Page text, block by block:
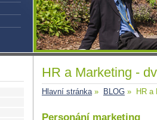
HR a Marketing -
Hlavní stránka» BLOG » HR a
Personání marketing